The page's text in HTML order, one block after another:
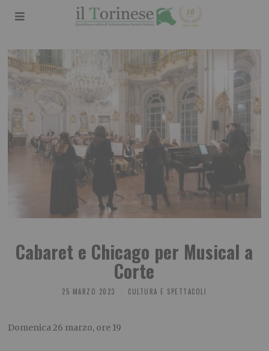
Cabaret e Chicago per Musical a
Corte
25 MARZO 2023 CULTURA E SPETTACOLI
Domenica 26 marzo, ore 19